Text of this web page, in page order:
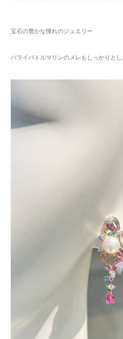
宝石の豊かな憧れのジュエリー
パライバトルマリンのメレもしっかりとし